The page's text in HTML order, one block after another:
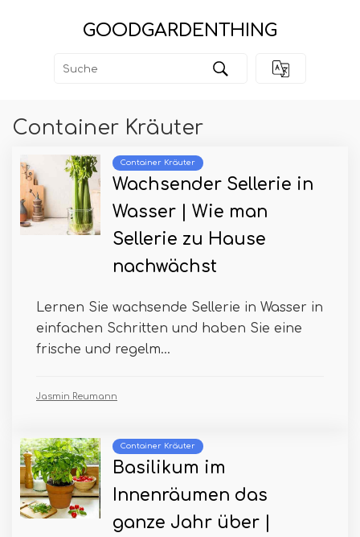
GOODGARDENTHING
Container Kräuter
Container Kräuter
Wachsender Sellerie in
Wasser | Wie man
Sellerie zu Hause
nachwächst
Lernen Sie wachsende Sellerie in Wasser in
einfachen Schritten und haben Sie eine
frische und regelm...
Jasmin Reumann
Container Kräuter
Basilikum im
Innenräumen das
ganze Jahr über |